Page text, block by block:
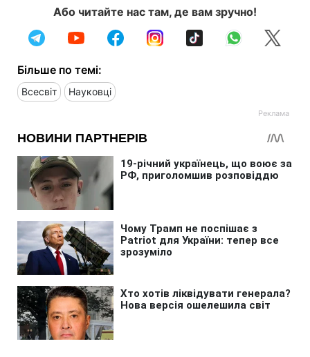
Або читайте нас там, де вам зручно!
Більше по темі:
Всесвіт Науковці